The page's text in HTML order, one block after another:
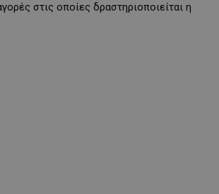
στις οποίες δραστηριοποιείται η